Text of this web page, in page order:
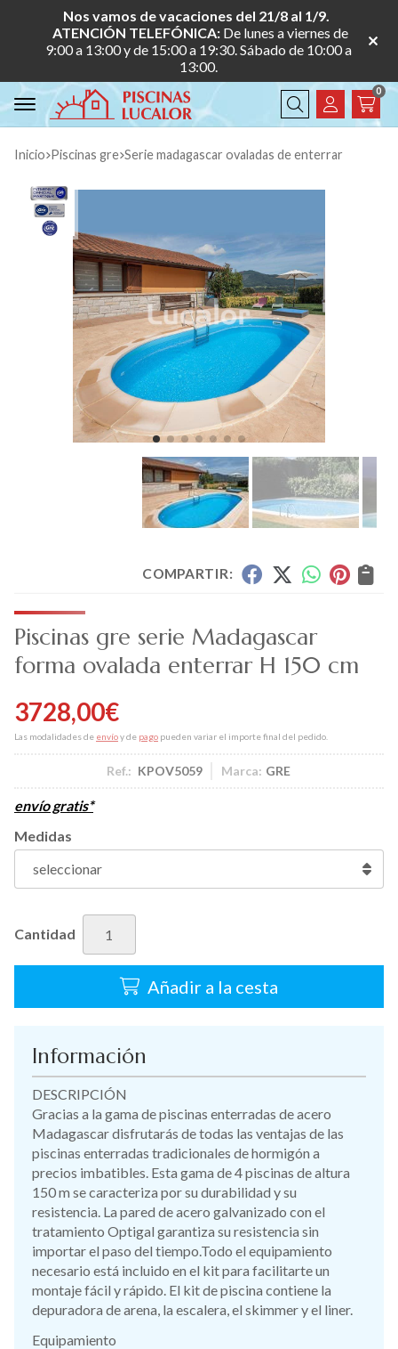
Nos vamos de vacaciones del 21/8 al 1/9.
ATENCIÓN TELEFÓNICA: De lunes a viernes de
9:00 a 13:00 y de 15:00 a 19:30. Sábado de 10:00 a
13:00.
Buscar
0
Inicio piscinas gre serie madagascar ovaladas de enterrar
COMPARTIR:
Piscinas gre serie Madagascar
forma ovalada enterrar H 150 cm
3728,00€
Las modalidades de envíoy de pago pueden variar el importe final del pedido.
Ref.: KPOV5059 Marca: GRE
envío gratis*
Medidas
Cantidad
Añadir a la cesta
Información
DESCRIPCIÓN
Gracias a la gama de piscinas enterradas de acero
Madagascar disfrutarás de todas las ventajas de las
piscinas enterradas tradicionales de hormigón a
precios imbatibles. Esta gama de 4 piscinas de altura
150 m se caracteriza por su durabilidad y su
resistencia. La pared de acero galvanizado con el
tratamiento Optigal garantiza su resistencia sin
importar el paso del tiempo.Todo el equipamiento
necesario está incluido en el kit para facilitarte un
montaje fácil y rápido. El kit de piscina contiene la
depuradora de arena, la escalera, el skimmer y el liner.
Equipamiento